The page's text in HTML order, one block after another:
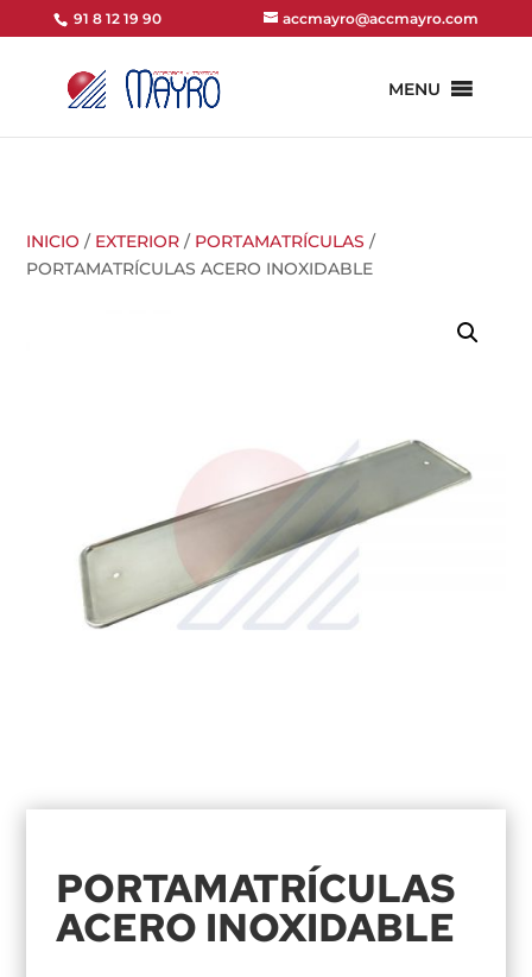
91 8 12 19 90 accmayro@accmayro.com
MENU
INICIO / EXTERIOR / PORTAMATRÍCULAS /
PORTAMATRÍCULAS ACERO INOXIDABLE
PORTAMATRÍCULAS
ACERO INOXIDABLE